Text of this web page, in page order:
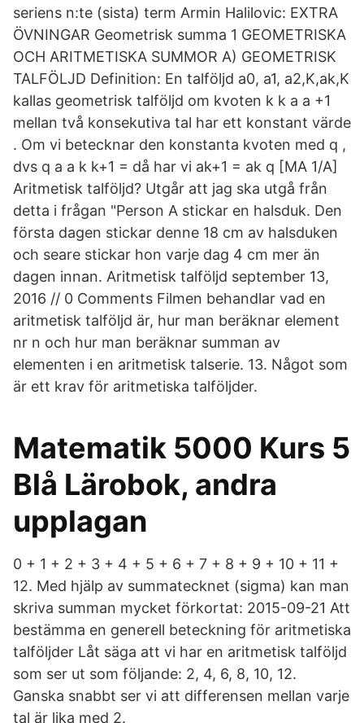
seriens n:te (sista) term Armin Halilovic: EXTRA
ÖVNINGAR Geometrisk summa 1 GEOMETRISKA
OCH ARITMETISKA SUMMOR A) GEOMETRISK
TALFÖLJD Definition: En talföljd a0, a1, a2,K,ak,K
kallas geometrisk talföljd om kvoten k k a a +1
mellan två konsekutiva tal har ett konstant värde
. Om vi betecknar den konstanta kvoten med q ,
dvs q a a k k+1 = då har vi ak+1 = ak q [MA 1/A]
Aritmetisk talföljd? Utgår att jag ska utgå från
detta i frågan "Person A stickar en halsduk. Den
första dagen stickar denne 18 cm av halsduken
och seare stickar hon varje dag 4 cm mer än
dagen innan. Aritmetisk talföljd september 13,
2016 // 0 Comments Filmen behandlar vad en
aritmetisk talföljd är, hur man beräknar element
nr n och hur man beräknar summan av
elementen i en aritmetisk talserie. 13. Något som
är ett krav för aritmetiska talföljder.
Matematik 5000 Kurs 5
Blå Lärobok, andra
upplagan
0 + 1 + 2 + 3 + 4 + 5 + 6 + 7 + 8 + 9 + 10 + 11 +
12. Med hjälp av summatecknet (sigma) kan man
skriva summan mycket förkortat: 2015-09-21 Att
bestämma en generell beteckning för aritmetiska
talföljder Låt säga att vi har en aritmetisk talföljd
som ser ut som följande: 2, 4, 6, 8, 10, 12.
Ganska snabbt ser vi att differensen mellan varje
tal är lika med 2.